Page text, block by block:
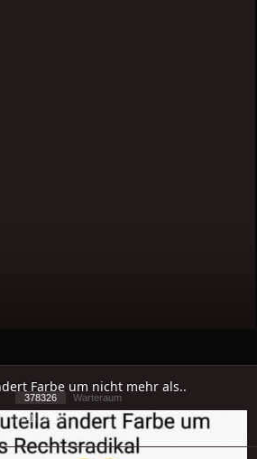
Farbe um nicht mehr als..
378326
Warteraum
[ 1 ] - ( 2.56 )